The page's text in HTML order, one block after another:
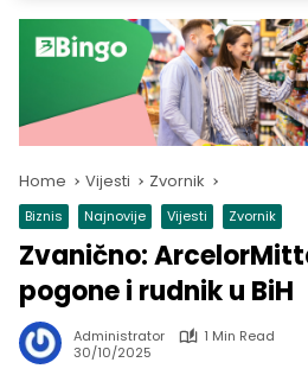
Home Vijesti Zvornik
Biznis Najnovije Vijesti Zvornik
Zvanično:
pogone i rudnik u BiH
Administrator
1 Min Read
30/10/2025